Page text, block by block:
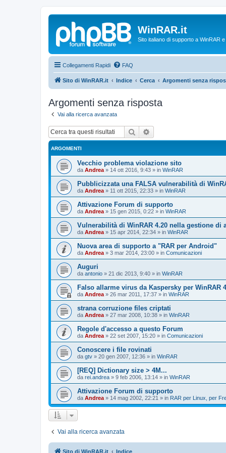
WinRAR.it
Sito italiano di supporto a WinRAR
Collegamenti Rapidi FAQ
Sito di WinRAR.it Indice Cerca Argomenti senza
Argomenti senza risposta
Vai alla ricerca avanzata
Cerca
ARGOMENTI
Vecchio problema violazione sito
da Andrea » 14 ott 2016, 9:43 » in WinRAR
Pubblicizzata una FALSA vulnerabilità di
da Andrea » 11 ott 2015, 22:33 » in WinRAR
Attivazione Forum di supporto
da Andrea » 15 gen 2015, 0:22 » in WinRAR
Vulnerabilità di WinRAR 4.20 nella gestione di
da Andrea » 15 apr 2014, 22:34 » in WinRAR
Nuova area di supporto a "RAR per Android"
da Andrea » 3 mar 2014, 23:00 » in Comunicazioni
Auguri
da antonio » 21 dic 2013, 9:40 » in WinRAR
Falso allarme virus da Kaspersky per WinRAR
da Andrea » 26 mar 2011, 17:37 » in WinRAR
strana corruzione files criptati
da Andrea » 27 mar 2008, 10:38 » in WinRAR
Regole d'accesso a questo Forum
da Andrea » 22 set 2007, 15:20 » in Comunicazioni
Conoscere i file rovinati
da gtv » 20 gen 2007, 12:36 » in WinRAR
[REQ] Dictionary size > 4M...
da rei.andrea » 9 feb 2006, 13:14 » in WinRAR
Attivazione Forum di supporto
da Andrea » 14 mag 2002, 22:21 » in RAR per Linux, per
Vai alla ricerca avanzata
Sito di WinRAR.it Indice